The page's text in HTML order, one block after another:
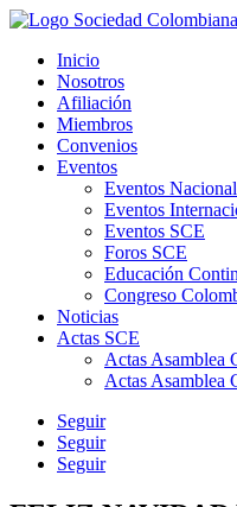
Inicio
Nosotros
Afiliación
Miembros
Convenios
Eventos
Eventos
Eventos
Eventos SCE
Foros SCE
Educación
Congreso
Noticias
Actas SCE
Actas Asamblea
Actas Asamblea
Seguir
Seguir
Seguir